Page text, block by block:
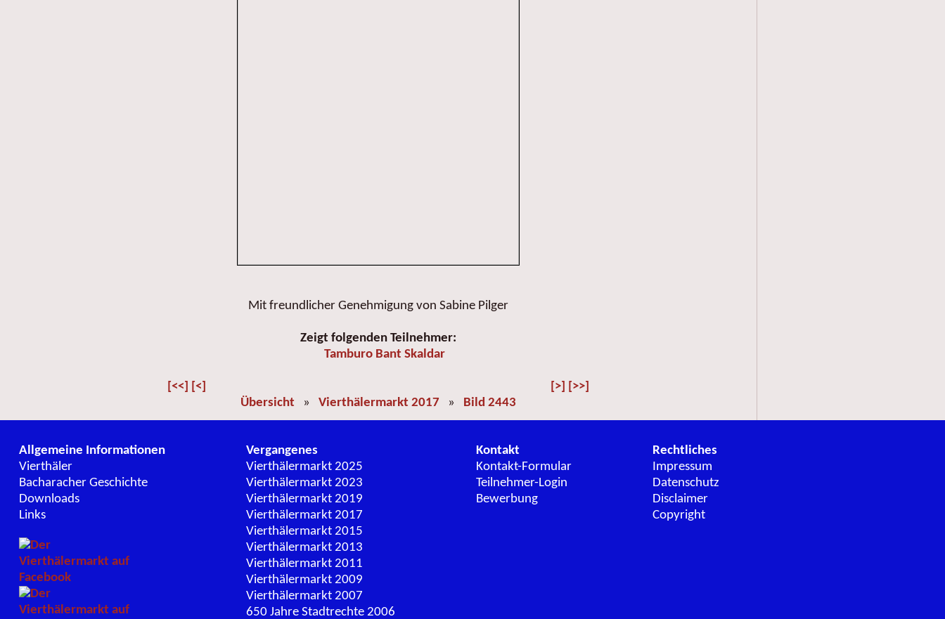
Mit freundlicher Genehmigung von Sabine Pilger
Zeigt folgenden Teilnehmer:
Tamburo Bant Skaldar
[<<] [<] [>] [>>]
Übersicht » Vierthälermarkt 2017 » Bild 2443
Allgemeine Informationen
Vierthäler
Bacharacher Geschichte
Downloads
Links
Vergangenes
Vierthälermarkt 2025
Vierthälermarkt 2023
Vierthälermarkt 2019
Vierthälermarkt 2017
Vierthälermarkt 2015
Vierthälermarkt 2013
Vierthälermarkt 2011
Vierthälermarkt 2009
Vierthälermarkt 2007
650 Jahre Stadtrechte 2006
Kontakt
Kontakt-Formular
Teilnehmer-Login
Bewerbung
Rechtliches
Impressum
Datenschutz
Disclaimer
Copyright